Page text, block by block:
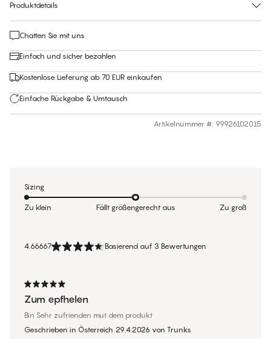
Produktdetails
Chatten Sie mit uns
Einfach und sicher bezahlen
Kostenlose Lieferung ab 70 EUR einkaufen
Einfache Rückgabe & Umtausch
Artikelnummer #: 99926102015
4.66667 Basierend auf 3 Bewertungen
Zum epfhelen
Bin Sehr zufrienden mut dem produkt
Geschrieben in Österreich 29.4.2026 von Trunks
Sizing
Zu klein Fällt größengerecht aus Zu groß